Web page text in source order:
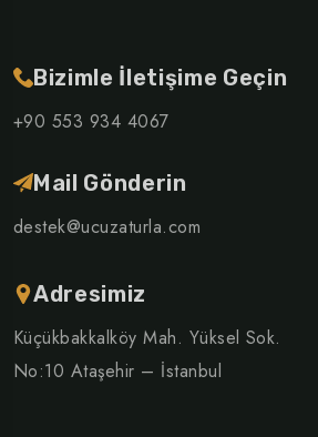
Bizimle İletişime Geçin
+90 553 934 4067
Mail Gönderin
destek@ucuzaturla.com
Adresimiz
Küçükbakkalköy Mah. Yüksel Sok.
No:10 Ataşehir – İstanbul